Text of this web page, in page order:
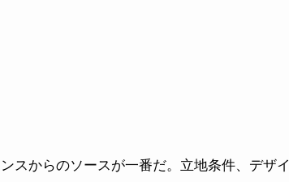
スからのソースが一番だ。立地条件、デザイ